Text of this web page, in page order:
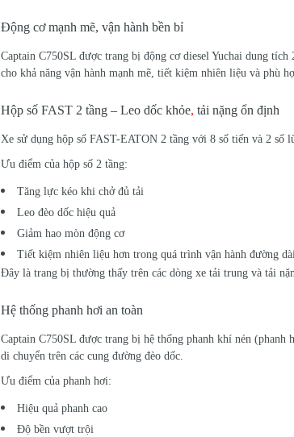
Động cơ mạnh mẽ, vận hành bền bỉ
Captain C750SL được trang bị động cơ diesel Yuchai dung
cho khả năng vận hành mạnh mẽ, tiết kiệm nhiên liệu và phù
Hộp số FAST 2 tầng – Leo dốc khỏe, tải nặng ổn định
Xe sử dụng hộp số FAST-EATON 2 tầng với 8 số tiến và 2 số
Ưu điểm của hộp số 2 tầng:
Tăng lực kéo khi chở đủ tải
Leo đèo dốc hiệu quả
Giảm hao mòn động cơ
Tiết kiệm nhiên liệu hơn trong quá trình vận hành đường
Đây là trang bị thường thấy trên các dòng xe tải trung và tải
Hệ thống phanh hơi an toàn
Captain C750SL được trang bị hệ thống phanh khí nén
di chuyển trên các cung đường đèo dốc.
Ưu điểm của phanh hơi:
Hiệu quả phanh cao
Độ bền vượt trội